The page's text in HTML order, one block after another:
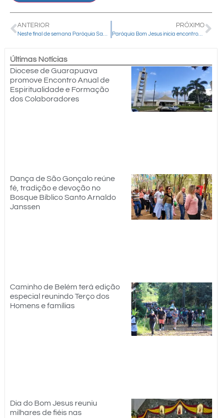
ANTERIOR PRÓXIMO
Paróquia Bom Jesus inicia encontros das Pequenas Comunidades Missionárias
Últimas Notícias
Diocese de Guarapuava
promove Encontro Anual de
Espiritualidade e Formação
dos Colaboradores
Dança de São Gonçalo reúne
fé, tradição e devoção no
Bosque Bíblico Santo Arnaldo
Janssen
Caminho de Belém terá edição
especial reunindo Terço dos
Homens e famílias
Dia do Bom Jesus reuniu
milhares de fiéis nas